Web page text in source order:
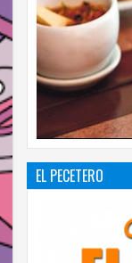
EL PECETERO